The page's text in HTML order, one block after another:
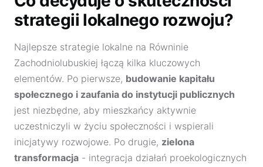
strategii lokalnego rozwoju?
Najlepsze strategie lokalne na Równinie
Zachodniolubuskiej łączą kilka kluczowych
elementów. Po pierwsze, budowanie kapitału
społecznego i zaufania do instytucji publicznych
jest niezbędne, aby mieszkańcy aktywnie
uczestniczyli w życiu społeczności i wspierali
inicjatywy rozwojowe. Po drugie, zielona
transformacja - integracja działań proekologicznych